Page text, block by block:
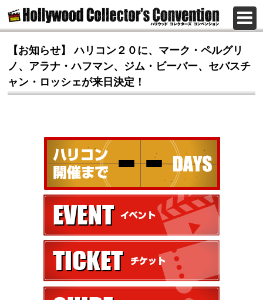
【お知らせ】 ハリコン２０に、マーク・ペルグリ
ノ、アラナ・ハフマン、ジム・ビーバー、セバスチ
ャン・ロッシェが来日決定！